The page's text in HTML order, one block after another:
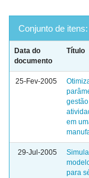
Conjunto de itens:
Data do
documento
Título
25-Fev-2005
em
29-Jul-2005
para